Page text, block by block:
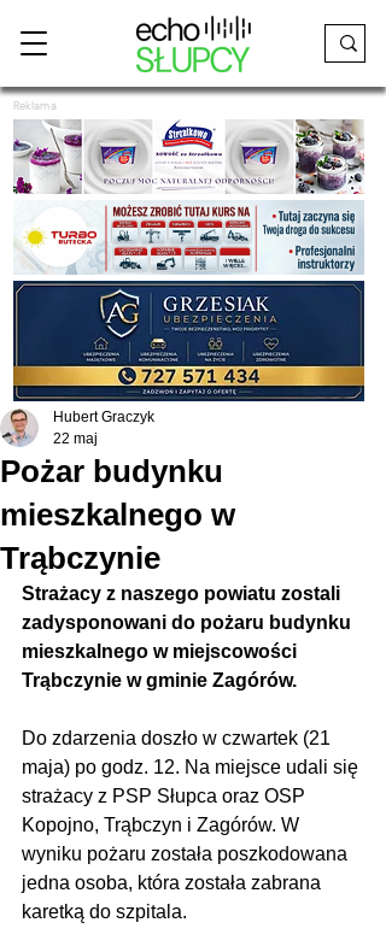
Reklama
Pożar budynku
mieszkalnego w
Trąbczynie
Hubert Graczyk
22 maj
Strażacy z naszego powiatu zostali
zadysponowani do pożaru budynku
mieszkalnego w miejscowości
Trąbczynie w gminie Zagórów.
Do zdarzenia doszło w czwartek (21
maja) po godz. 12. Na miejsce udali się
strażacy z PSP Słupca oraz OSP
Kopojno, Trąbczyn i Zagórów. W
wyniku pożaru została poszkodowana
jedna osoba, która została zabrana
karetką do szpitala.